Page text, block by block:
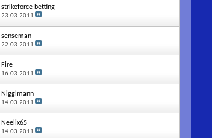
strikeforce betting
23.03.2011
senseman
22.03.2011
Fire
16.03.2011
Nigglmann
14.03.2011
Neelix65
14.03.2011